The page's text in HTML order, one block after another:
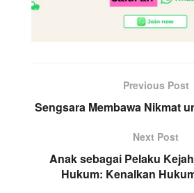
Previous Post
Sengsara Membawa Nikmat
Next Post
Anak sebagai Pelaku
Hukum: Kenalkan